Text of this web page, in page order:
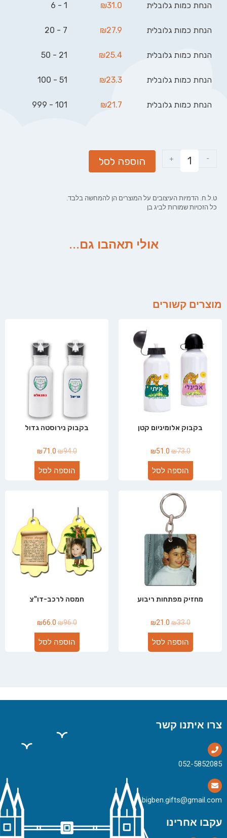
הנחת כמות גלובלית ₪31.0
1 - 6
הנחת כמות גלובלית ₪27.9
7 - 20
הנחת כמות גלובלית ₪25.4
21 - 50
הנחת כמות גלובלית ₪23.3
51 - 100
הנחת כמות גלובלית ₪21.7
101 - 999
-
+ הוספה לסל
ט.ל.ח. הדמיות העיצובים על המוצרים הן להמחשה בלבד.
כל הזכויות שמורות לביג בן
אולי תאהבו גם...
מוצרים קשורים
בקבוק אלומיניום קטן
₪73.0
₪51.0
הוספה לסל
בקבוק נירוסטה גדול
₪94.0
₪71.0
הוספה לסל
מחזיק מפתחות ריבוע
₪33.0
₪21.0
הוספה לסל
חמסה לרכב-דו"צ
₪96.0
₪66.0
הוספה לסל
צרו איתנו קשר
bigben.gifts@gmail.com
עקבו אחרינו